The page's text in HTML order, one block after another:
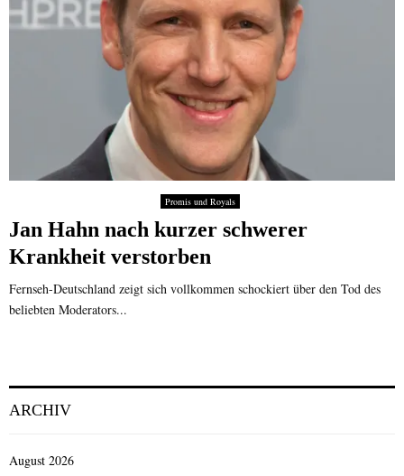
Promis und Royals
Jan Hahn nach kurzer schwerer
Krankheit verstorben
Fernseh-Deutschland zeigt sich vollkommen schockiert über den Tod des
beliebten Moderators...
ARCHIV
August 2026